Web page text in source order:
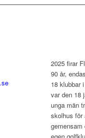
2025 firar
90 år,
18 klubbar
var den 18
unga män
skolhus för